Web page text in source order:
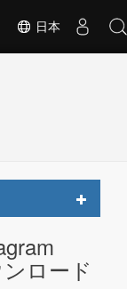
日本
Toggle
ロード